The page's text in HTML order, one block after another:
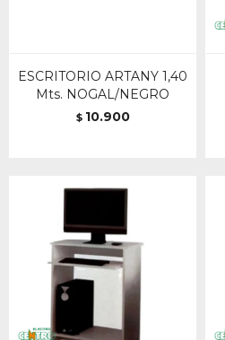
ESCRITORIO ARTANY 1,40
Mts. NOGAL/NEGRO
$ 10.900